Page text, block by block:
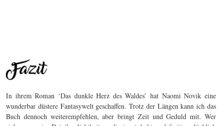
In ihrem Roman ‘Das dunkle Herz des Waldes’ hat Naomi Novik eine
wunderbar düstere Fantasywelt geschaffen. Trotz der Längen kann ich das
Buch dennoch weiterempfehlen, aber bringt Zeit und Geduld mit. Wer